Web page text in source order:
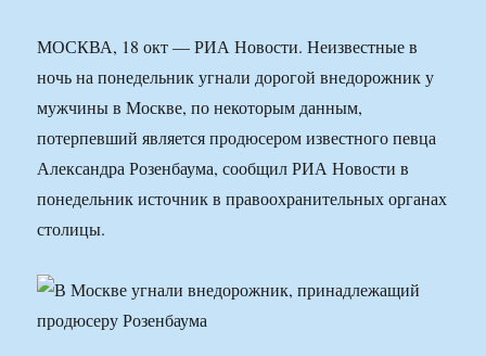
МОСКВА, 18 окт — РИА Новости. Неизвестные в
ночь на понедельник угнали дорогой внедорожник у
мужчины в Москве, по некоторым данным,
потерпевший является продюсером известного певца
Александра Розенбаума, сообщил РИА Новости в
понедельник источник в правоохранительных органах
столицы.